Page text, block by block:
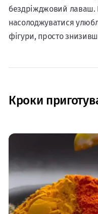
бездріжджовий лаваш.
насолоджуватися
фігури, просто
Кроки